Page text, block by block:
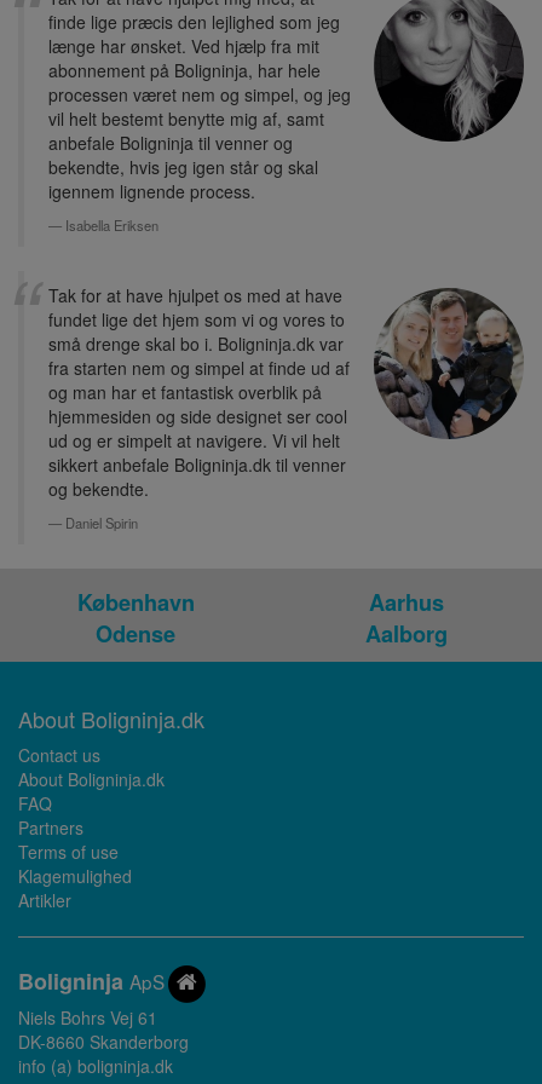
finde lige præcis den lejlighed som jeg
længe har ønsket. Ved hjælp fra mit
abonnement på Boligninja, har hele
processen været nem og simpel, og jeg
vil helt bestemt benytte mig af, samt
anbefale Boligninja til venner og
bekendte, hvis jeg igen står og skal
igennem lignende process.
Isabella Eriksen
Tak for at have hjulpet os med at have
fundet lige det hjem som vi og vores to
små drenge skal bo i. Boligninja.dk var
fra starten nem og simpel at finde ud af
og man har et fantastisk overblik på
hjemmesiden og side designet ser cool
ud og er simpelt at navigere. Vi vil helt
sikkert anbefale Boligninja.dk til venner
og bekendte.
Daniel Spirin
København
Aarhus
Odense
Aalborg
About Boligninja.dk
Contact us
About Boligninja.dk
FAQ
Partners
Terms of use
Klagemulighed
Artikler
Boligninja ApS
Niels Bohrs Vej 61
DK-8660 Skanderborg
info (a) boligninja.dk